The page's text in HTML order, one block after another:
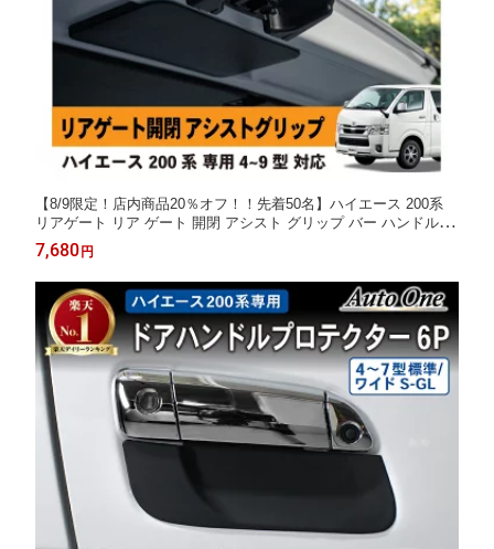
【8/9限定！店内商品20％オフ！！先着50名】ハイエース 200系
リアゲート リア ゲート 開閉 アシスト グリップ バー ハンドル 標
準 ワイド DX スーパーGL 4型 5型 6型 7型 8型 9型 簡単 取付 便
利 パーツ アクセサリー カスタム 外装 リヤ アルミ製
7,680 円